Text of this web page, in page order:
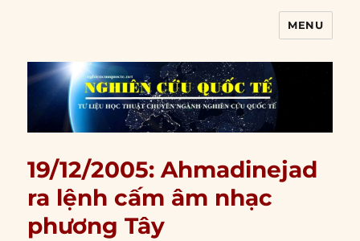
MENU
19/12/2005: Ahmadinejad
ra lệnh cấm âm nhạc
phương Tây